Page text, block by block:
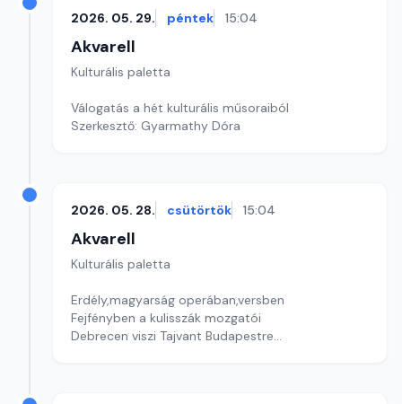
2026. 05. 29. péntek 15:04
Akvarell
Kulturális paletta
Válogatás a hét kulturális műsoraiból
Szerkesztő: Gyarmathy Dóra
2026. 05. 28. csütörtök 15:04
Akvarell
Kulturális paletta
Erdély,magyarság operában,versben
Fejfényben a kulisszák mozgatói
Debrecen viszi Tajvant Budapestre